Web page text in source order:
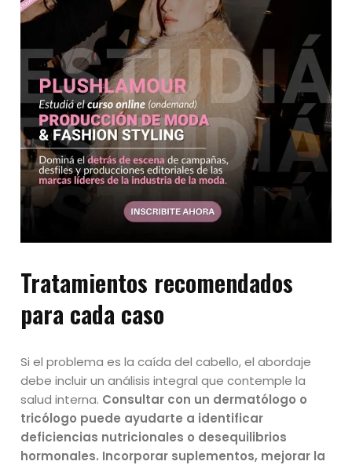
Tratamientos recomendados
para cada caso
Si el problema es la caída del cabello, el abordaje
debe incluir un análisis integral que contemple la
salud interna. Consultar con un dermatólogo o
tricólogo puede ayudarte a identificar
deficiencias nutricionales o desequilibrios
hormonales. Incorporar suplementos, mejorar la